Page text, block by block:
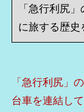
「急行利尻
に旅する歴史
「急行利尻」
台車を連結し